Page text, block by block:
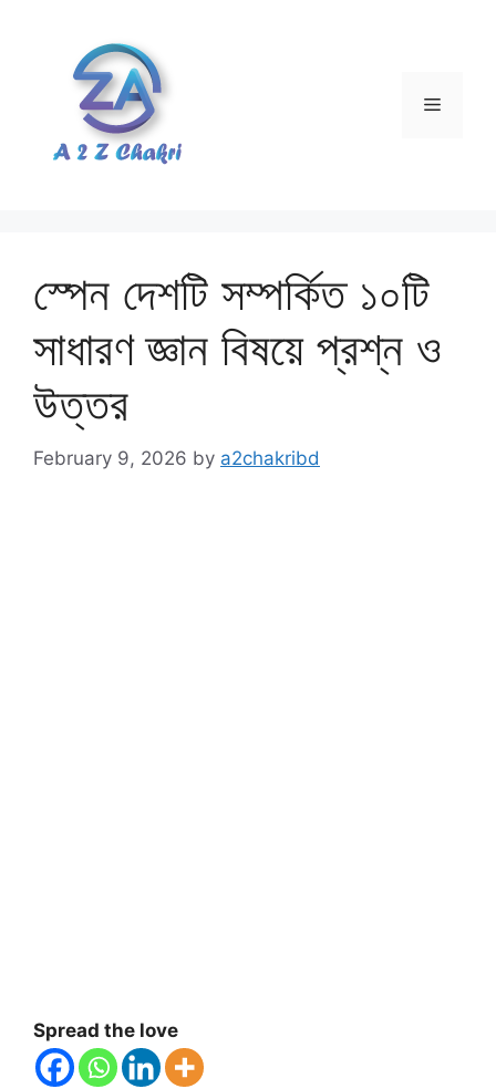
Menu
স্পেন দেশটি সম্পর্কিত ১০টি
সাধারণ জ্ঞান বিষয়ে প্রশ্ন ও
উত্তর
February 9, 2026 by a2chakribd
Spread the love